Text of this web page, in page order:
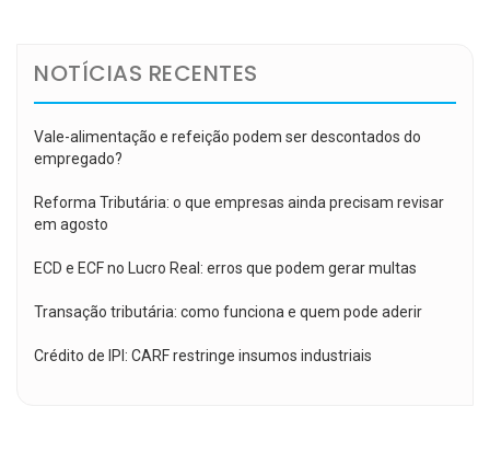
NOTÍCIAS RECENTES
Vale-alimentação e refeição podem ser descontados do
empregado?
Reforma Tributária: o que empresas ainda precisam revisar
em agosto
ECD e ECF no Lucro Real: erros que podem gerar multas
Transação tributária: como funciona e quem pode aderir
Crédito de IPI: CARF restringe insumos industriais